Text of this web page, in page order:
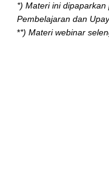
*) Materi ini dipaparkan
Pembelajaran dan
**) Materi webinar